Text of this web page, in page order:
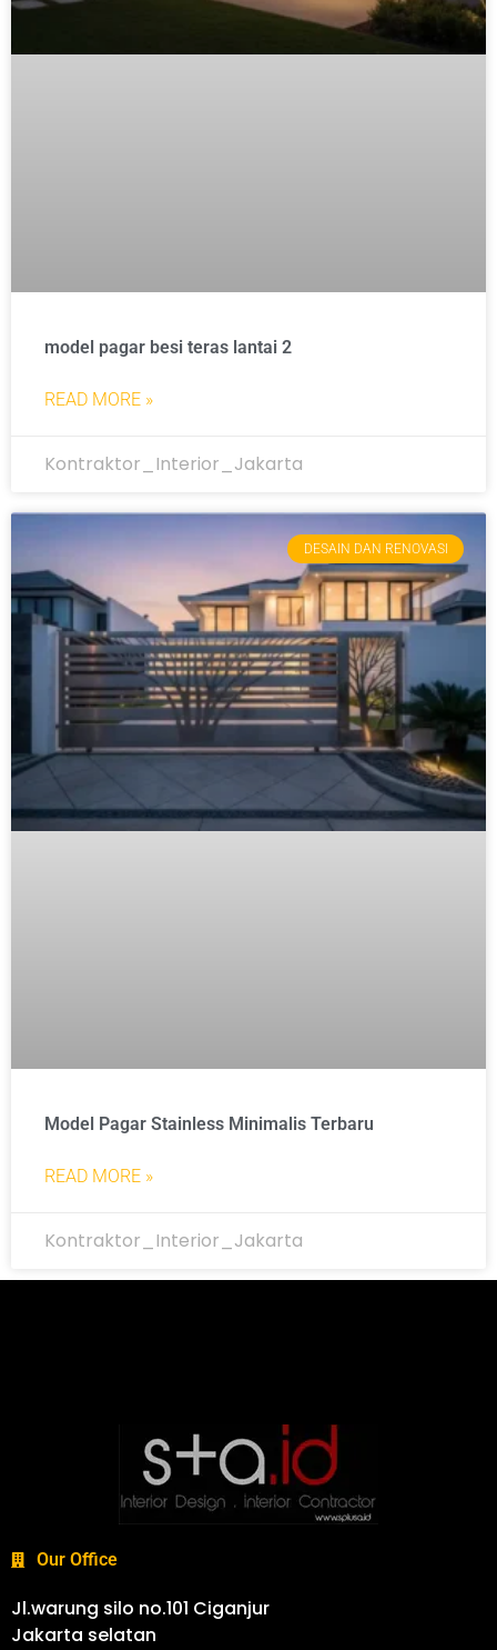
model pagar besi teras lantai 2
READ MORE »
Kontraktor_Interior_Jakarta
DESAIN DAN RENOVASI
Model Pagar Stainless Minimalis Terbaru
READ MORE »
Kontraktor_Interior_Jakarta
Our Office
Jl.warung silo no.101 Ciganjur
Jakarta selatan